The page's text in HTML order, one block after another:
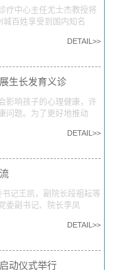
疗中心主任尤士杰教授将
百姓享受到国内知名
DETAIL>>
生长发育义诊
影响孩子的心理健康，许
问题。为了更好地推动
DETAIL>>
记王凯，副院长段祖耘等
委副书记、院长李凤
DETAIL>>
动仪式举行